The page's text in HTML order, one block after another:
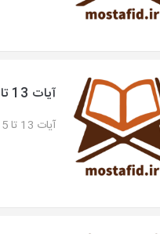
آیات 13 تا 15
آیات 13 تا 15...